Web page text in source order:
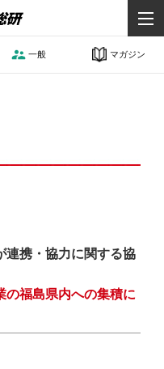
一般 マガジン
連携・協力に関する協
の福島県内への集積に